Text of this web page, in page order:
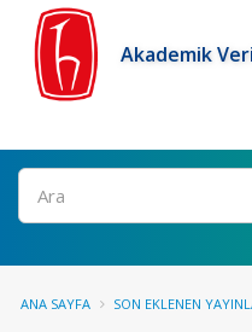
Akademik
Ara
ANA SAYFA SON EKLENEN